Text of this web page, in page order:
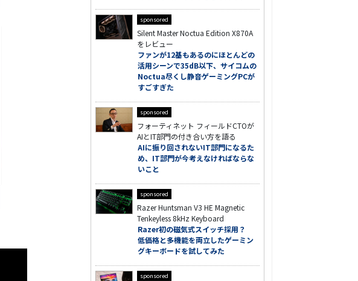
sponsored
Silent Master Noctua Edition X870A
をレビュー
ファンが12基もあるのにほとんどの
活用シーンで35dB以下、サイコムの
Noctua尽くし静音ゲーミングPCが
すごすぎた
sponsored
フォーティネット フィールドCTOが
AIとIT部門の付き合い方を語る
AIに振り回されないIT部門になるた
め、IT部門が今考えなければならな
いこと
sponsored
Razer Huntsman V3 HE Magnetic
Tenkeyless 8kHz Keyboard
Razer初の磁気式スイッチ採用？
低価格と多機能を両立したゲーミン
グキーボードを試してみた
sponsored